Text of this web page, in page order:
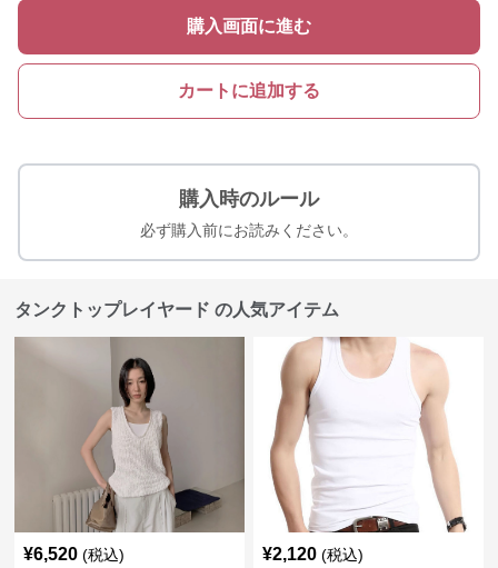
購入画面に進む
カートに追加する
購入時のルール
必ず購入前にお読みください。
タンクトップレイヤード の人気アイテム
¥6,520 (税込) ¥2,120 (税込)